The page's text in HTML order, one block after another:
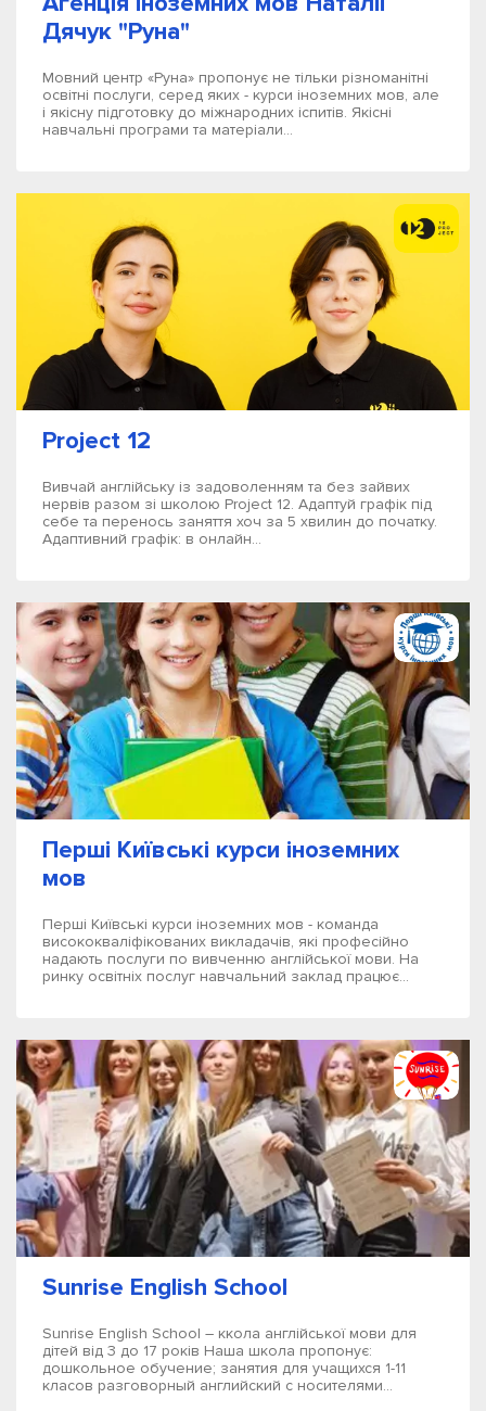
Дячук "Руна"
Мовний центр «Руна» пропонує не тільки різноманітні
освітні послуги, серед яких - курси іноземних мов, але
і якісну підготовку до міжнародних іспитів. Якісні
навчальні програми та матеріали...
Project 12
Вивчай англійську із задоволенням та без зайвих
нервів разом зі школою Project 12. Адаптуй графік під
себе та перенось заняття хоч за 5 хвилин до початку.
Адаптивний графік: в онлайн...
Перші Київські курси іноземних
мов
Перші Київські курси іноземних мов - команда
висококваліфікованих викладачів, які професійно
надають послуги по вивченню англійської мови. На
ринку освітніх послуг навчальний заклад працює...
Sunrise English School
Sunrise English School – ккола англійської мови для
дітей від 3 до 17 років Наша школа пропонує:
дошкольное обучение; занятия для учащихся 1-11
класов разговорный английский с носителями...